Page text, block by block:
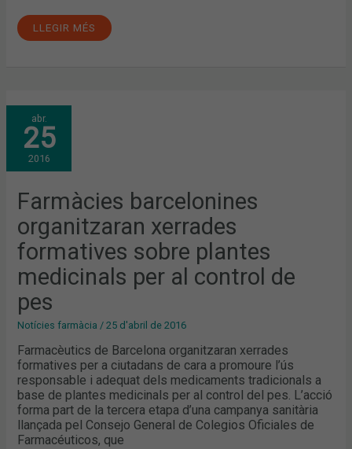
LLEGIR MÉS
abr.
25
2016
Farmàcies barcelonines
organitzaran xerrades
formatives sobre plantes
medicinals per al control de
pes
Notícies farmàcia /25 d'abril de 2016
Farmacèutics de Barcelona organitzaran xerrades
formatives per a ciutadans de cara a promoure l’ús
responsable i adequat dels medicaments tradicionals a
base de plantes medicinals per al control del pes. L’acció
forma part de la tercera etapa d’una campanya sanitària
llançada pel Consejo General de Colegios Oficiales de
Farmacéuticos, que
FARMÀCIES
BARCELONINES
ORGANITZARAN
XERRADES
FORMATIVES
SOBRE
PLANTES
AL
CONTROL
DE
PES